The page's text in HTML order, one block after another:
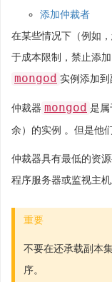
添加仲裁者
在某些情况下（例如
于成本限制，禁止添
mongod 实例添加
仲裁器 mongod 是属
余）的实例 。但是他
仲裁器具有最低的资
程序服务器或监视主机
重要
不要在还承载副本
序。